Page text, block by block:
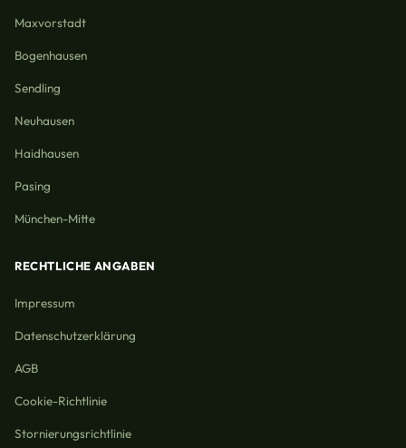
Maxvorstadt
Bogenhausen
Sendling
Neuhausen
Haidhausen
Pasing
München-Mitte
RECHTLICHE ANGABEN
Impressum
Datenschutzerklärung
AGB
Cookie-Richtlinie
Stornierungsrichtlinie